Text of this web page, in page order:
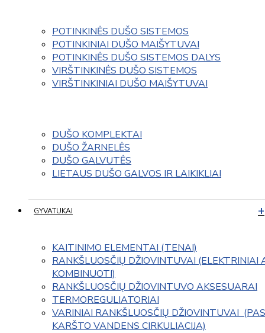
POTINKINĖS DUŠO SISTEMOS
POTINKINIAI DUŠO MAIŠYTUVAI
POTINKINĖS DUŠO SISTEMOS DALYS
VIRŠTINKINĖS DUŠO SISTEMOS
VIRŠTINKINIAI DUŠO MAIŠYTUVAI
DUŠO KOMPLEKTAI
DUŠO ŽARNELĖS
DUŠO GALVUTĖS
LIETAUS DUŠO GALVOS IR LAIKIKLIAI
GYVATUKAI
KAITINIMO ELEMENTAI (TENAI)
RANKŠLUOSČIŲ DŽIOVINTUVAI (ELEKTRINIAI
KOMBINUOTI)
RANKŠLUOSČIŲ DŽIOVINTUVO AKSESUARAI
TERMOREGULIATORIAI
VARINIAI RANKŠLUOSČIŲ DŽIOVINTUVAI
KARŠTO VANDENS CIRKULIACIJA)